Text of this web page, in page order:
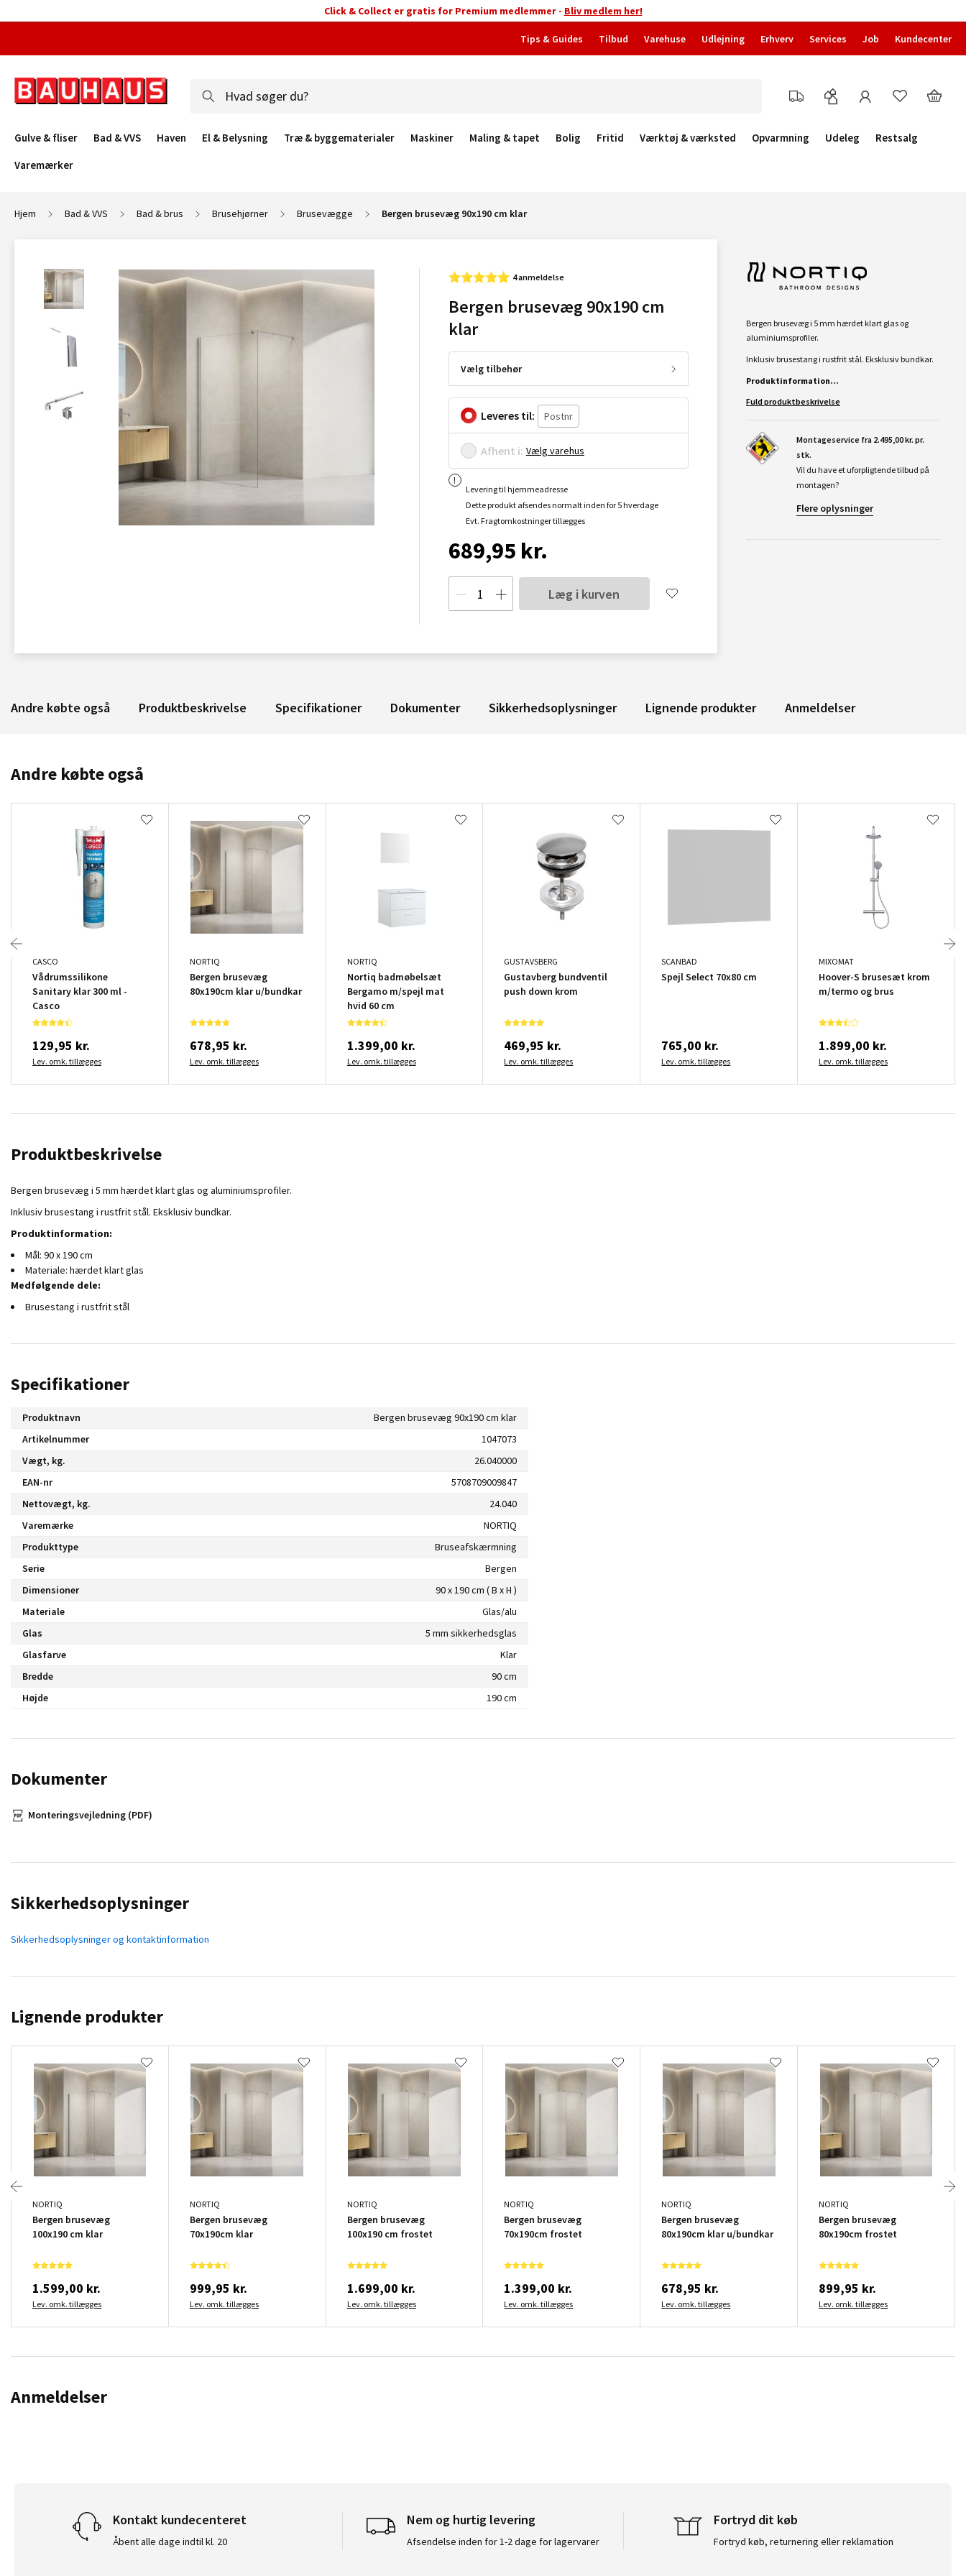
Click & Collect er gratis for Premium medlemmer - Bliv medlem her!
Tips & Guides Tilbud Varehuse Udlejning Erhverv Services Job Kundecenter
Gulve & fliser Bad & VVS Haven El & Belysning Træ & byggematerialer Maskiner Maling & tapet Bolig Fritid Værktøj & værksted Opvarmning Udeleg
Restsalg
Varemærker
Hjem Bad & VVS Bad & brus Brusehjørner Brusevægge Bergen brusevæg 90x190 cm klar
4 anmeldelse
Bergen brusevæg 90x190 cm
klar
Vælg tilbehør
Leveres til:
Afhent i: Vælg varehus
Levering til hjemmeadresse
Dette produkt afsendes normalt inden for 5 hverdage
Evt. Fragtomkostninger tillægges
689,95 kr.
Læg i kurven
Bergen brusevæg i 5 mm hærdet klart glas og
aluminiumsprofiler.
Inklusiv brusestang i rustfrit stål. Eksklusiv bundkar.
Produktinformation...
Fuld produktbeskrivelse
Montageservice fra 2.495,00 kr. pr.
stk.
Vil du have et uforpligtende tilbud på
montagen?
Flere oplysninger
Andre købte også Produktbeskrivelse Specifikationer Dokumenter Sikkerhedsoplysninger Lignende produkter Anmeldelser
Andre købte også
CASCO
Vådrumssilikone
Sanitary klar 300 ml -
Casco
129,95 kr.
Lev. omk. tillægges
NORTIQ
Bergen brusevæg
80x190cm klar u/bundkar
678,95 kr.
Lev. omk. tillægges
NORTIQ
Nortiq badmøbelsæt
Bergamo m/spejl mat
hvid 60 cm
1.399,00 kr.
Lev. omk. tillægges
GUSTAVSBERG
Gustavberg bundventil
push down krom
469,95 kr.
Lev. omk. tillægges
SCANBAD
Spejl Select 70x80 cm
765,00 kr.
Lev. omk. tillægges
MIXOMAT
Hoover-S brusesæt krom
m/termo og brus
1.899,00 kr.
Lev. omk. tillægges
Produktbeskrivelse
Bergen brusevæg i 5 mm hærdet klart glas og aluminiumsprofiler.
Inklusiv brusestang i rustfrit stål. Eksklusiv bundkar.
Produktinformation:
Mål: 90 x 190 cm
Materiale: hærdet klart glas
Medfølgende dele:
Brusestang i rustfrit stål
Specifikationer
Produktnavn
Bergen brusevæg 90x190 cm klar
Artikelnummer
1047073
Vægt, kg.
26.040000
EAN-nr
5708709009847
Nettovægt, kg.
24.040
Varemærke
NORTIQ
Produkttype
Bruseafskærmning
Serie
Bergen
Dimensioner
90 x 190 cm ( B x H )
Materiale
Glas/alu
Glas
5 mm sikkerhedsglas
Glasfarve
Klar
Bredde
90 cm
Højde
190 cm
Dokumenter
Monteringsvejledning (PDF)
Sikkerhedsoplysninger
Sikkerhedsoplysninger og kontaktinformation
Lignende produkter
NORTIQ
Bergen brusevæg
100x190 cm klar
1.599,00 kr.
Lev. omk. tillægges
NORTIQ
Bergen brusevæg
70x190cm klar
999,95 kr.
Lev. omk. tillægges
NORTIQ
Bergen brusevæg
100x190 cm frostet
1.699,00 kr.
Lev. omk. tillægges
NORTIQ
Bergen brusevæg
70x190cm frostet
1.399,00 kr.
Lev. omk. tillægges
NORTIQ
Bergen brusevæg
80x190cm klar u/bundkar
678,95 kr.
Lev. omk. tillægges
NORTIQ
Bergen brusevæg
80x190cm frostet
899,95 kr.
Lev. omk. tillægges
Anmeldelser
Kontakt kundecenteret
Åbent alle dage indtil kl. 20
Nem og hurtig levering
Afsendelse inden for 1-2 dage for lagervarer
Fortryd dit køb
Fortryd køb, returnering eller reklamation